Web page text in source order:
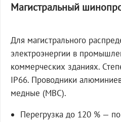
Магистральный
Для магистрального
электроэнергии в
коммерческих зданиях.
IP66. Проводники
медные (МВС).
Перегрузка до 120 % —